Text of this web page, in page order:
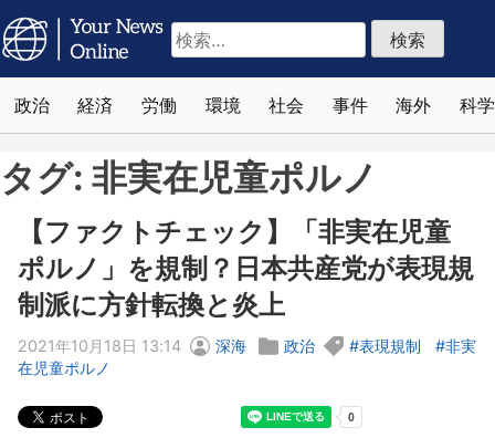
検
索:
政治 経済 労働 環境 社会 事件 海外 科学
タグ: 非実在児童ポルノ
【ファクトチェック】「非実在児童
ポルノ」を規制？日本共産党が表現規
制派に方針転換と炎上
2021年10月18日 13:14 深海 政治 表現規制
非実
在児童ポルノ